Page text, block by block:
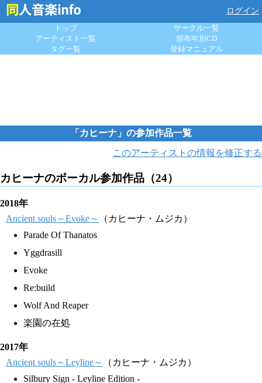
ログイン
トップ
サークル一覧
アーティスト一覧
頒布年別CD
タグ一覧
登録マニュアル
「カヒーナ」の参加作品一覧
このアーティストの情報を修正する
カヒーナのボーカル参加作品（24）
2018年
Ancient souls～Evoke～
（カヒーナ・ムジカ）
Parade Of Thanatos
Yggdrasill
Evoke
Re:build
Wolf And Reaper
楽園の在処
2017年
Ancient souls～Leyline～
（カヒーナ・ムジカ）
Silbury Sign - Leyline Edition -